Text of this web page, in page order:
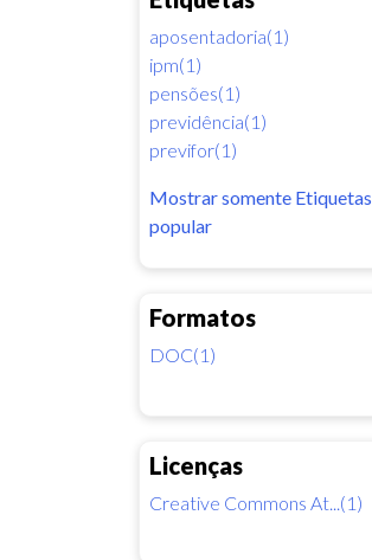
aposentadoria(1)
ipm(1)
pensões(1)
previdência(1)
previfor(1)
Mostrar somente Etiquetas
popular
Formatos
DOC(1)
Licenças
Creative Commons At...(1)